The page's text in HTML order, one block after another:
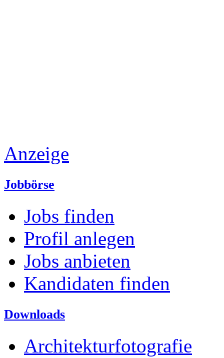
Anzeige
Jobbörse
Jobs finden
Profil anlegen
Jobs anbieten
Kandidaten finden
Downloads
Architekturfotografie